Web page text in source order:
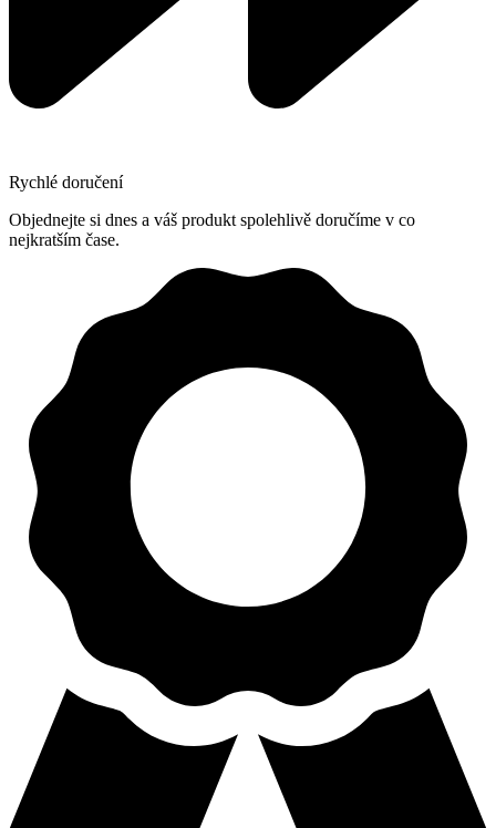
Rychlé doručení
Objednejte si dnes a váš produkt spolehlivě doručíme v co
nejkratším čase.